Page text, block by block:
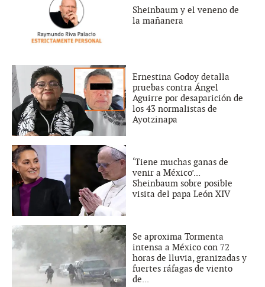
Sheinbaum y el veneno de
la mañanera
Ernestina Godoy detalla
pruebas contra Ángel
Aguirre por desaparición de
los 43 normalistas de
Ayotzinapa
‘Tiene muchas ganas de
venir a México’...
Sheinbaum sobre posible
visita del papa León XIV
Se aproxima Tormenta
intensa a México con 72
horas de lluvia, granizadas y
fuertes ráfagas de viento
de...